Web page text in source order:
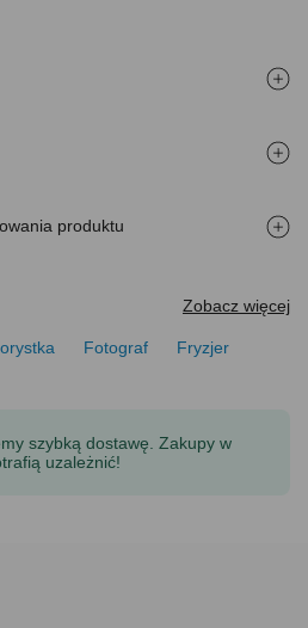
produktu
Zobacz więcej
Fotograf Fryzjer
szybką dostawę. Zakupy w
uzależnić!